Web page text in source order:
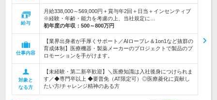
給与
月給338,000～569,000円＋賞与年2回＋日当＋インセンティブ
※経験・年齢・能力を考慮の上、当社規定に…
初年度の年収： 500～800万円
仕事内容
【業界出身者が手厚くサポート／AIロープレ＆1on1など抜群の
育成体制】医療機器・製薬メーカーのプロジェクトで製品のプ
ロモーションを手がけます。
対象と
なる方
【未経験・第二新卒歓迎】＼医療知識は入社後身につけられま
す／◆専門卒以上 ◆要普免（AT限定可）◎医療菱化に貢献し
たい方/チャレンジ精神のある方